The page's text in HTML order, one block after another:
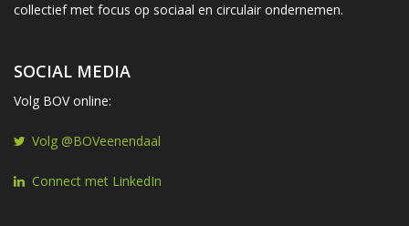
collectief met focus op sociaal en circulair ondernemen.
SOCIAL MEDIA
Volg BOV online:
Volg @BOVeenendaal
Connect met LinkedIn